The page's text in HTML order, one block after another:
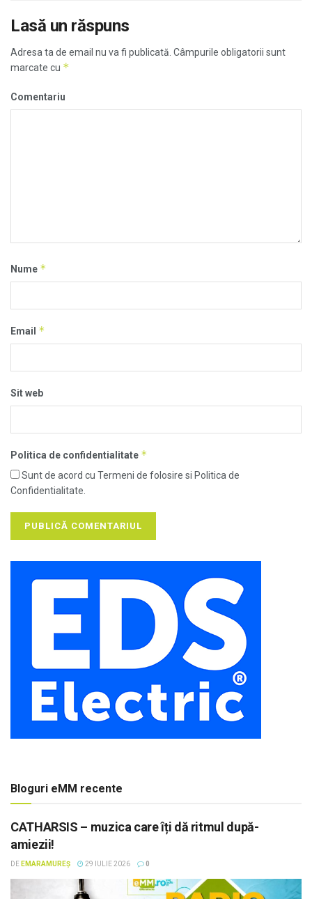
Lasă un răspuns
Adresa ta de email nu va fi publicată. Câmpurile obligatorii sunt
marcate cu *
Comentariu
Nume *
Email *
Sit web
Politica de confidentialitate *
Sunt de acord cu Termeni de folosire si Politica de
Confidentialitate.
Bloguri eMM recente
CATHARSIS – muzica care îți dă ritmul după-
amiezii!
DE EMARAMUREȘ 29 IULIE 2026 0